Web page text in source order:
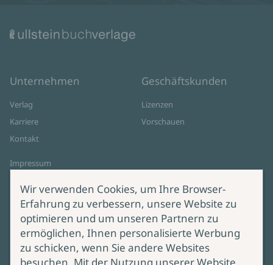
Unternehmen
Verlag
Karriere
Kontakt
Impressum
Cookie-Einstellungen
AGB Online Shop
Geschäftskunden
Lizenzen
Vorschauen
Service Produktsicherheit
Wir verwenden Cookies, um Ihre Browser-
Erfahrung zu verbessern, unsere Website zu
optimieren und um unseren Partnern zu
ermöglichen, Ihnen personalisierte Werbung
zu schicken, wenn Sie andere Websites